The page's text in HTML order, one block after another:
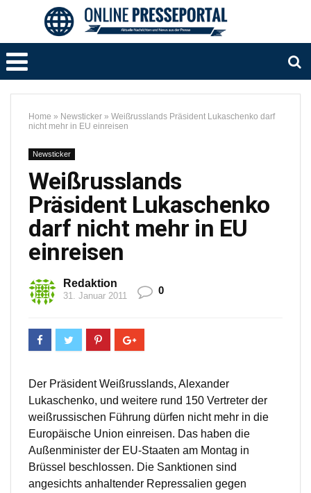
Home » Newsticker » Weißrusslands Präsident Lukaschenko darf
nicht mehr in EU einreisen
Newsticker
Weißrusslands
Präsident Lukaschenko
darf nicht mehr in EU
einreisen
Redaktion
31. Januar 2011 0
Der Präsident Weißrusslands, Alexander
Lukaschenko, und weitere rund 150 Vertreter der
weißrussischen Führung dürfen nicht mehr in die
Europäische Union einreisen. Das haben die
Außenminister der EU-Staaten am Montag in
Brüssel beschlossen. Die Sanktionen sind
angesichts anhaltender Repressalien gegen